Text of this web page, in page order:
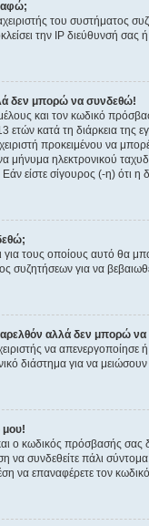
του συστήματος
την IP διεύθυνσή
δεν μπορώ να συνδεθώ!
και τον κωδικό
ετών κατά τη διάρκεια
προκειμένου να
μήνυμα ηλεκτρονικού
είστε σίγουρος (-η) ότι η
τους οποίους αυτό θα
συζητήσεων για να
αλλά δεν μπορώ
να
διάστημα για να
μου!
ο κωδικός πρόσβασής σας
να συνδεθείτε πάλι σύντομα.
να επαναφέρετε τον